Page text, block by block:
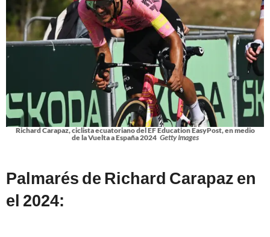
Richard Carapaz, ciclista ecuatoriano del EF Education EasyPost, en medio
de la Vuelta a España 2024 Getty Images
Palmarés de Richard Carapaz en
el 2024: